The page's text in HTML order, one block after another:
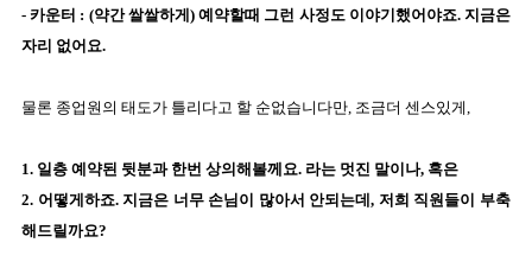
- 카운터 : (약간 쌀쌀하게) 예약할때 그런 사정도 이야기했어야죠. 지금은
자리 없어요.
물론 종업원의 태도가 틀리다고 할 순없습니다만, 조금더 센스있게,
1. 일층 예약된 뒷분과 한번 상의해볼께요. 라는 멋진 말이나, 혹은
2. 어떻게하죠. 지금은 너무 손님이 많아서 안되는데, 저희 직원들이 부축
해드릴까요?